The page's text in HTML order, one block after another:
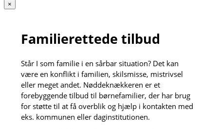
×
Familierettede tilbud
Står I som familie i en sårbar situation? Det kan
være en konflikt i familien, skilsmisse, mistrivsel
eller meget andet. Nøddeknækkeren er et
forebyggende tilbud til børnefamilier, der har brug
for støtte til at få overblik og hjælp i kontakten med
eks. kommunen eller daginstitutionen.